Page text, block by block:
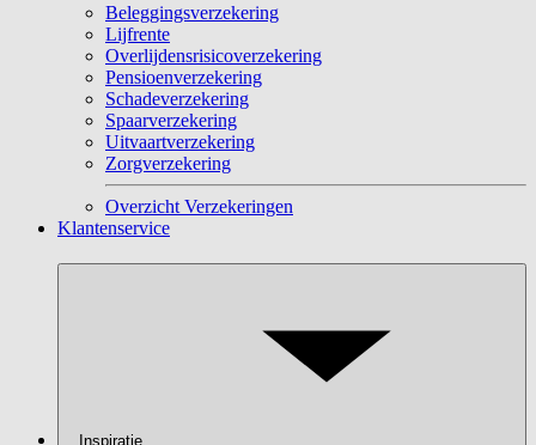
Beleggingsverzekering
Lijfrente
Overlijdensrisicoverzekering
Pensioenverzekering
Schadeverzekering
Spaarverzekering
Uitvaartverzekering
Zorgverzekering
Overzicht Verzekeringen
Klantenservice
Inspiratie